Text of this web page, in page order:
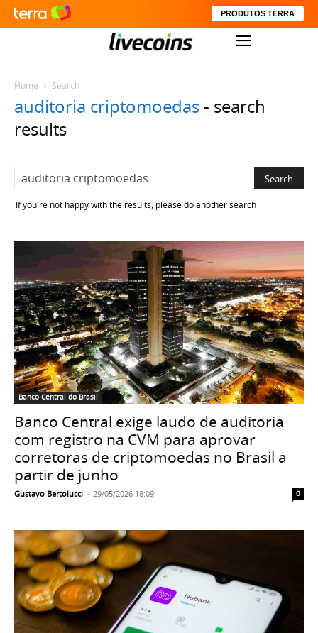
PRODUTOS TERRA
Home Search
auditoria criptomoedas - search
results
If you're not happy with the results, please do another search
Banco Central do Brasil
Banco Central exige laudo de auditoria
com registro na CVM para aprovar
corretoras de criptomoedas no Brasil a
partir de junho
Gustavo Bertolucci - 29/05/2026 18:09 0